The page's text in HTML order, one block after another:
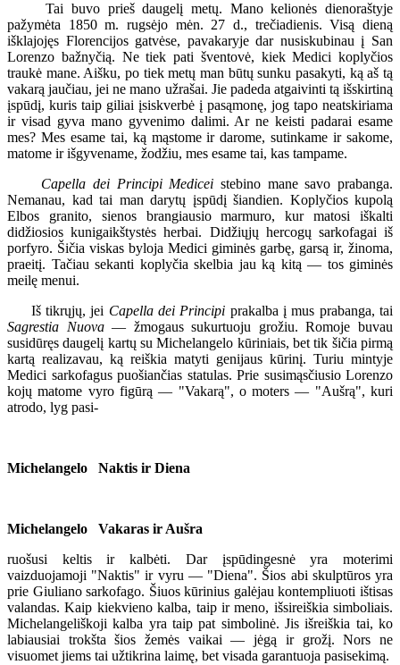
Tai buvo prieš daugelį metų. Mano kelionės dienoraštyje
pažymėta 1850 m. rugsėjo mėn. 27 d., trečiadienis. Visą dieną
išklajojęs Florencijos gatvėse, pavakaryje dar nusiskubinau į San
Lorenzo bažnyčią. Ne tiek pati šventovė, kiek Medici koplyčios
traukė mane. Aišku, po tiek metų man būtų sunku pasakyti, ką aš tą
vakarą jaučiau, jei ne mano užrašai. Jie padeda atgaivinti tą išskirtiną
įspūdį, kuris taip giliai įsiskverbė į pasąmonę, jog tapo neatskiriama
ir visad gyva mano gyvenimo dalimi. Ar ne keisti padarai esame
mes? Mes esame tai, ką mąstome ir darome, sutinkame ir sakome,
matome ir išgyvename, žodžiu, mes esame tai, kas tampame.
Capella dei Principi Medicei stebino mane savo prabanga.
Nemanau, kad tai man darytų įspūdį šiandien. Koplyčios kupolą
Elbos granito, sienos brangiausio marmuro, kur matosi iškalti
didžiosios kunigaikštystės herbai. Didžiųjų hercogų sarkofagai iš
porfyro. Šičia viskas byloja Medici giminės garbę, garsą ir, žinoma,
praeitį. Tačiau sekanti koplyčia skelbia jau ką kitą — tos giminės
meilę menui.
Iš tikrųjų, jei Capella dei Principi prakalba į mus prabanga, tai
Sagrestia Nuova— žmogaus sukurtuoju grožiu. Romoje buvau
susidūręs daugelį kartų su Michelangelo kūriniais, bet tik šičia pirmą
kartą realizavau, ką reiškia matyti genijaus kūrinį. Turiu mintyje
Medici sarkofagus puošiančias statulas. Prie susimąsčiusio Lorenzo
kojų matome vyro figūrą — "Vakarą", o moters — "Aušrą", kuri
atrodo, lyg pasi-
Michelangelo Naktis ir Diena
Michelangelo Vakaras ir Aušra
ruošusi keltis ir kalbėti. Dar įspūdingesnė yra moterimi
vaizduojamoji "Naktis" ir vyru — "Diena". Šios abi skulptūros yra
prie Giuliano sarkofago. Šiuos kūrinius galėjau kontempliuoti ištisas
valandas. Kaip kiekvieno kalba, taip ir meno, išsireiškia simboliais.
Michelangeliškoji kalba yra taip pat simbolinė. Jis išreiškia tai, ko
labiausiai trokšta šios žemės vaikai — jėgą ir grožį. Nors ne
visuomet jiems tai užtikrina laimę, bet visada garantuoja pasisekimą.